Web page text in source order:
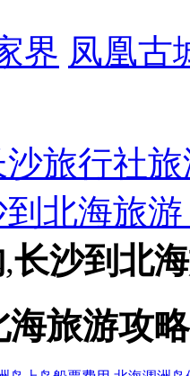
界 凤凰古
沙旅行社
到北海旅
,长沙到北
海旅游攻略